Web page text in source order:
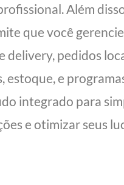
Além
que você
delivery, pedidos
estoque, e
integrado para
e otimizar seus